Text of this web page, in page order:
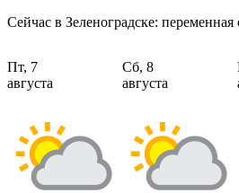
Сейчас в Зеленоградске: переменная
Пт, 7
августа
Сб, 8
августа